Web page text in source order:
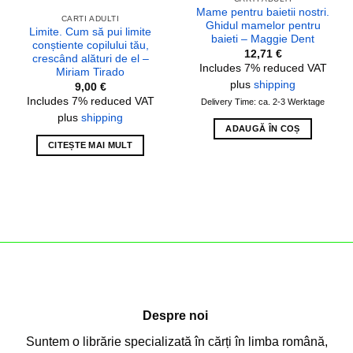
CARTI ADULTI
Limite. Cum să pui limite
conștiente copilului tău,
crescând alături de el –
Miriam Tirado
9,00 €
Includes 7% reduced VAT
plus shipping
CITEȘTE MAI MULT
Mame pentru baietii nostri.
Ghidul mamelor pentru
baieti – Maggie Dent
12,71 €
Includes 7% reduced VAT
plus shipping
Delivery Time: ca. 2-3 Werktage
ADAUGĂ ÎN COȘ
Despre noi
Suntem o librărie specializată în cărți în limba română,